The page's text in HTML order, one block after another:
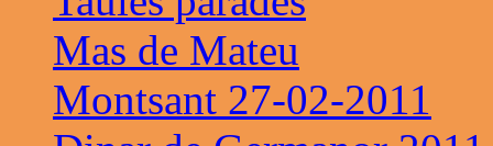
Mas de Mateu
Montsant 27-02-2011